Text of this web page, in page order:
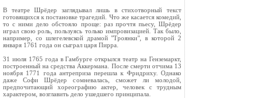
В театре Шрёдер заглядывал лишь в стихотворный текст
готовящихся к постановке трагедий. Что же касается комедий,
то с ними дело обстояло проще: раз прочтя пьесу, Шрёдер
играл свою роль, пользуясь только импровизацией. Так было,
например, со шлегелевской драмой "Троянки", в которой 2
января 1761 года он сыграл царя Пирра.
31 июля 1765 года в Гамбурге открылся театр на Генземаркт,
построенный на средства Аккермана. После смерти отчима 13
ноября 1771 года антреприза перешла к Фридриху. Однако
даже Софи Шрёдер сомневалась, сможет ли молодой,
предпочитающий хореографию актер, человек с трудным
характером, возглавить дело ушедшего принципала.